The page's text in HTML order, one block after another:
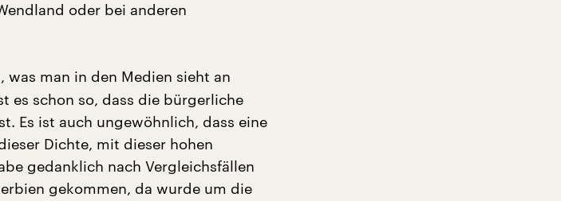
oder bei anderen
was man in den Medien sieht an
es schon so, dass die bürgerliche
Es ist auch ungewöhnlich, dass eine
Dichte, mit dieser hohen
gedanklich nach Vergleichsfällen
gekommen, da wurde um die